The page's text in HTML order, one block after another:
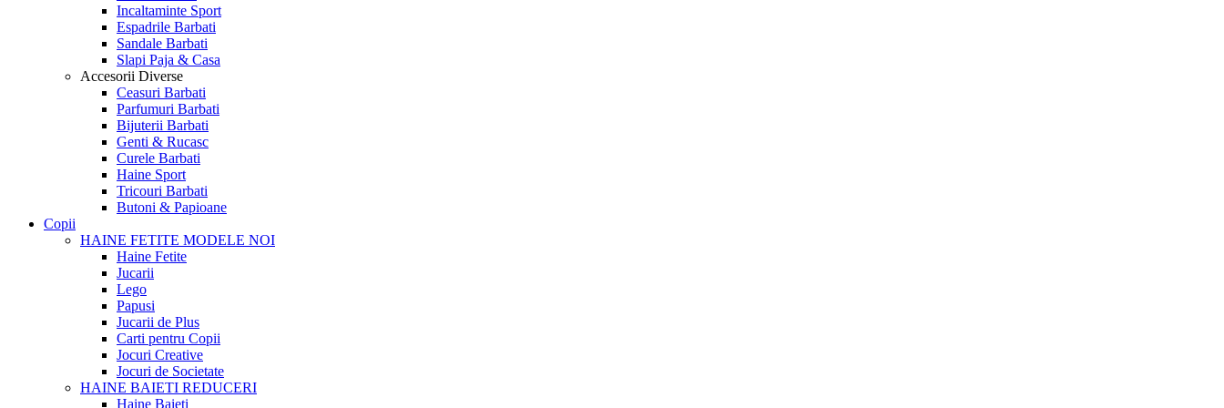
Incaltaminte Sport
Espadrile Barbati
Sandale Barbati
Slapi Paja & Casa
Accesorii Diverse
Ceasuri Barbati
Parfumuri Barbati
Bijuterii Barbati
Genti & Rucasc
Curele Barbati
Haine Sport
Tricouri Barbati
Butoni & Papioane
Copii
HAINE FETITE MODELE NOI
Haine Fetite
Jucarii
Lego
Papusi
Jucarii de Plus
Carti pentru Copii
Jocuri Creative
Jocuri de Societate
HAINE BAIETI REDUCERI
Haine Baieti